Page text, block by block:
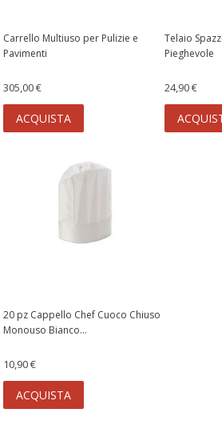
Carrello Multiuso per Pulizie e
Pavimenti
305,00 €
ACQUISTA
Telaio
Pieghevole
24,90 €
20 pz Cappello Chef Cuoco Chiuso
Monouso Bianco...
10,90 €
ACQUISTA